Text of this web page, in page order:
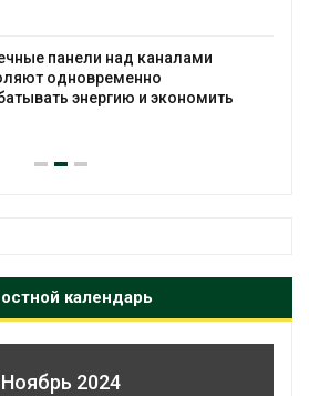
панели над каналами
одновременно
энергию и экономить
календарь
Ноябрь 2024